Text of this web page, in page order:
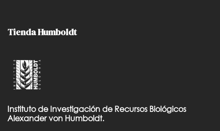
Tienda Humboldt
Instituto de Investigación de Recursos Biológicos
Alexander von Humboldt.